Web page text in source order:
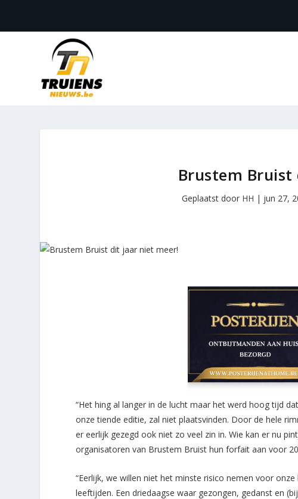
Brustem
Geplaatst door HH | jun 27,
“Het hing al langer in de lucht maar het werd hoog tijd
onze tiende editie, zal niet plaatsvinden. Door de hele
er eerlijk gezegd ook niet zo veel zin in. Wie kan er nu
organisatoren van Brustem Bruist hun forfait aan voor
“Eerlijk, we willen niet het minste risico nemen voor
leeftijden. Een driedaagse waar gezongen, gedanst en